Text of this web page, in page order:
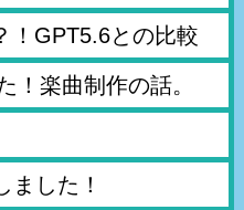
！GPT5.6との比較
！楽曲制作の話。
ました！